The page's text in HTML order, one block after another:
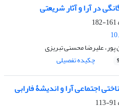
در آرا و آثار شریعتی
161-182
علیرضا محسنی تبریزی
چکیده تفصیلی
اجتماعی آرا و اندیشۀ فارابی
91-113